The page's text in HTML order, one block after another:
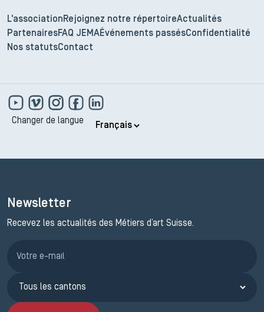
L'association Rejoignez notre répertoireActualités
PartenairesFAQ JEMAÉvénements passésConfidentialité
Nos statutsContact
Changer de langue
Newsletter
Recevez les actualités des Métiers d’art Suisse.